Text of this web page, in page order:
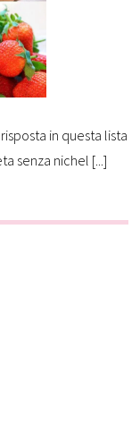
in questa lista
senza nichel [...]